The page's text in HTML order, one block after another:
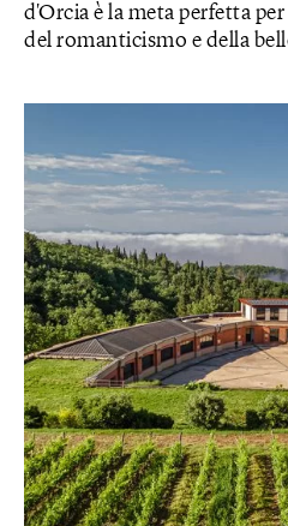
d'Orcia è la meta perfetta
del romanticismo e della